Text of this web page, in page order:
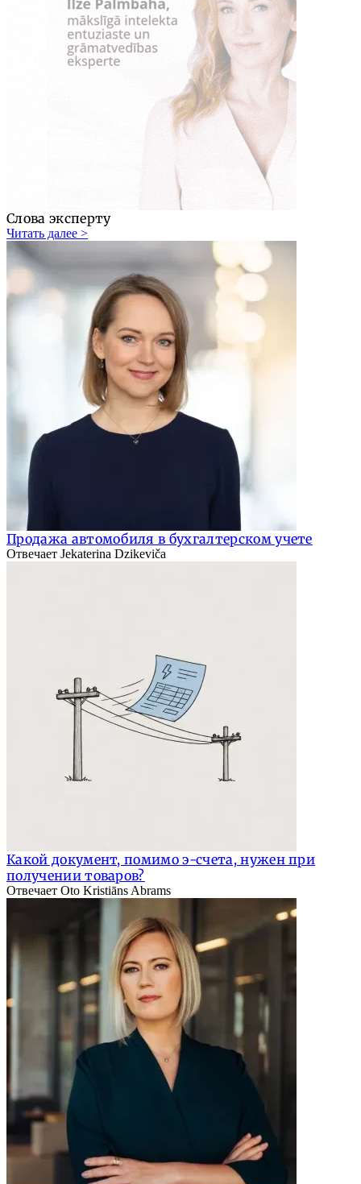
Слова эксперту
Читать далее >
Продажа автомобиля в бухгалтерском учете
Отвечает Jekaterina Dzikeviča
Какой документ, помимо э-счета, нужен при
получении товаров?
Отвечает Oto Kristiāns Abrams